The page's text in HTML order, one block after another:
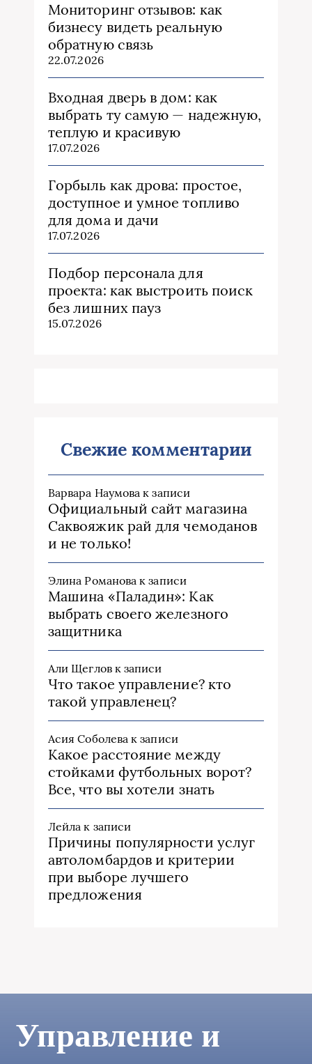
Мониторинг отзывов: как
бизнесу видеть реальную
обратную связь
22.07.2026
Входная дверь в дом: как
выбрать ту самую — надежную,
теплую и красивую
17.07.2026
Горбыль как дрова: простое,
доступное и умное топливо
для дома и дачи
17.07.2026
Подбор персонала для
проекта: как выстроить поиск
без лишних пауз
15.07.2026
Свежие комментарии
Варвара Наумова к записи
Официальный сайт магазина
Саквояжик рай для чемоданов
и не только!
Элина Романова к записи
Машина «Паладин»: Как
выбрать своего железного
защитника
Али Щегловк записи
Что такое управление? кто
такой управленец?
Асия Соболева к записи
Какое расстояние между
стойками футбольных ворот?
Все, что вы хотели знать
Лейла к записи
Причины популярности услуг
автоломбардов и критерии
при выборе лучшего
предложения
Управление и